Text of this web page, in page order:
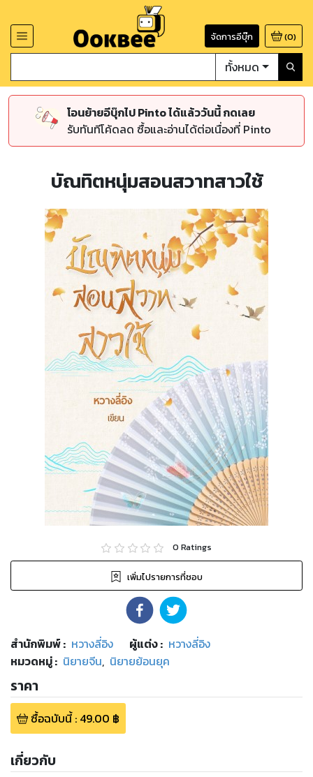
จัดการอีบุ๊ก (0)
ทั้งหมด
โอนย้ายอีบุ๊กไป Pinto ได้แล้ววันนี้ กดเลย
รับทันทีโค้ดลด ซื้อและอ่านได้ต่อเนื่องที่ Pinto
บัณทิตหนุ่มสอนสวาทสาวใช้
0 Ratings
เพิ่มไปรายการที่ชอบ
สำนักพิมพ์: หวางลี่อิง ผู้แต่ง : หวางลี่อิง
หมวดหมู่: นิยายจีน, นิยายย้อนยุค
ราคา
ซื้อฉบับนี้: 49.00 ฿
เกี่ยวกับ